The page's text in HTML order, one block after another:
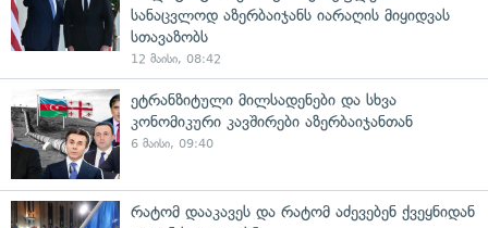
სანაცვლოდ აზერბაიჯანს იარაღის მიყიდვას
სთავაზობს
12 მაისი, 08:42
ეტრანზიტული მილსადენები და სხვა
კონომიკური კავშირები აზერბაიჯანთან
6 მაისი, 09:40
რატომ დააკავეს და რატომ აძევებენ ქვეყნიდან